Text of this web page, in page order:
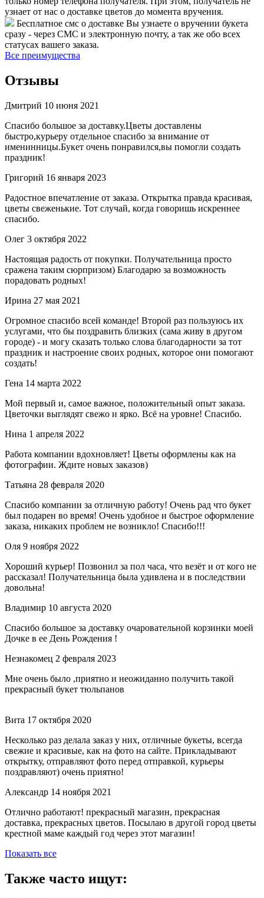
узнает от нас о доставке цветов до момента вручения.
Бесплатное смс о доставке Вы узнаете о вручении букета
сразу - через СМС и электронную почту, а так же обо всех
статусах вашего заказа.
Все преимущества
Отзывы
Дмитрий 10 июня 2021
Спасибо большое за доставку.Цветы доставлены
быстро,курьеру отдельное спасибо за внимание от
именинницы.Букет очень понравился,вы помогли создать
праздник!
Григорий 16 января 2023
Радостное впечатление от заказа. Открытка правда красивая,
цветы свеженькие. Тот случай, когда говоришь искреннее
спасибо.
Олег 3 октября 2022
Настоящая радость от покупки. Получательница просто
сражена таким сюрпризом) Благодарю за возможность
порадовать родных!
Ирина 27 мая 2021
Огромное спасибо всей команде! Второй раз пользуюсь их
услугами, что бы поздравить близких (сама живу в другом
городе) - и могу сказать только слова благодарности за тот
праздник и настроение своих родных, которое они помогают
создать!
Гена 14 марта 2022
Мой первый и, самое важное, положительный опыт заказа.
Цветочки выглядят свежо и ярко. Всё на уровне! Спасибо.
Нина 1 апреля 2022
Работа компании вдохновляет! Цветы оформлены как на
фотографии. Ждите новых заказов)
Татьяна 28 февраля 2020
Спасибо компании за отличную работу! Очень рад что букет
был подарен во время! Очень удобное и быстрое оформление
заказа, никаких проблем не возникло! Спасибо!!!
Оля 9 ноября 2022
Хороший курьер! Позвонил за пол часа, что везёт и от кого не
рассказал! Получательница была удивлена и в последствии
довольна!
Владимир 10 августа 2020
Спасибо большое за доставку очаровательной корзинки моей
Дочке в ее День Рождения !
Незнакомец 2 февраля 2023
Мне очень было ,приятно и неожиданно получить такой
прекрасный букет тюльпанов
Вита 17 октября 2020
Несколько раз делала заказ у них, отличные букеты, всегда
свежие и красивые, как на фото на сайте. Прикладывают
открытку, отправляют фото перед отправкой, курьеры
поздравляют) очень приятно!
Александр 14 ноября 2021
Отлично работают! прекрасный магазин, прекрасная
доставка, прекрасных цветов. Посылаю в другой город цветы
крестной маме каждый год через этот магазин!
Показать все
Также часто ищут: